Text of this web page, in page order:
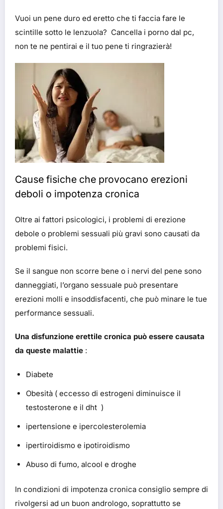
Vuoi un pene duro ed eretto che ti faccia fare le
scintille sotto le lenzuola? Cancella i porno dal pc,
non te ne pentirai e il tuo pene ti ringrazierà!
Cause fisiche che provocano erezioni
deboli o impotenza cronica
Oltre ai fattori psicologici, i problemi di erezione
debole o problemi sessuali più gravi sono causati da
problemi fisici.
Se il sangue non scorre bene o i nervi del pene sono
danneggiati, l’organo sessuale può presentare
erezioni molli e insoddisfacenti, che può minare le tue
performance sessuali.
Una disfunzione erettile cronica può essere causata
da queste malattie :
Diabete
Obesità ( eccesso di estrogeni diminuisce il
testosterone e il dht )
ipertensione e ipercolesterolemia
ipertiroidismo e ipotiroidismo
Abuso di fumo, alcool e droghe
In condizioni di impotenza cronica consiglio sempre di
rivolgersi ad un buon andrologo, soprattutto se